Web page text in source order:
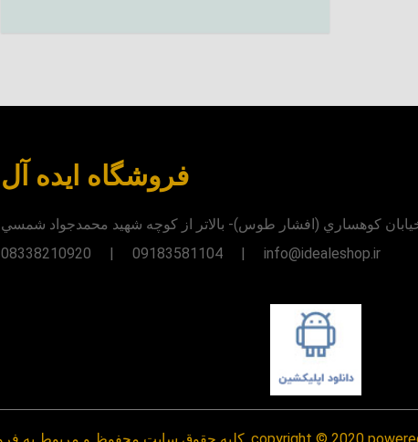
فروشگاه ایده آل
کوهساري (افشار طوس)- بالاتر از کوچه شهيد محمدجواد شمسي
08338210920 | 09183581104 | info@idealeshop.ir